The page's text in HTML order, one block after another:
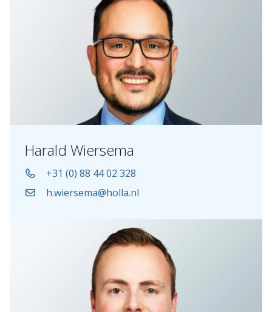
Harald Wiersema
+31 (0) 88 44 02 328
h.wiersema@holla.nl